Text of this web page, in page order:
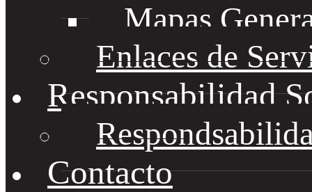
Mapas
Enlaces de
Responsabilidad
Contacto